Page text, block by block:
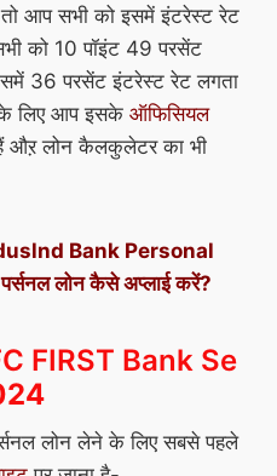
आप सभी को इसमें इंटरेस्ट रेट
को 10 पॉइंट 49 परसेंट
36 परसेंट इंटरेस्ट रेट लगता
लिए आप इसके ऑफिसियल
औऱ लोन कैलकुलेटर का भी
Bank Personal
लोन कैसे अप्लाई करें?
FIRST Bank Se
लोन लेने के लिए सबसे पहले